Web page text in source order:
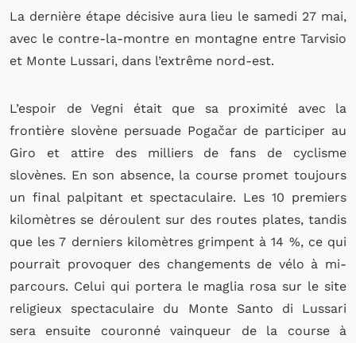
La dernière étape décisive aura lieu le samedi 27 mai,
avec le contre-la-montre en montagne entre Tarvisio
et Monte Lussari, dans l’extrême nord-est.
L’espoir de Vegni était que sa proximité avec la
frontière slovène persuade Pogačar de participer au
Giro et attire des milliers de fans de cyclisme
slovènes. En son absence, la course promet toujours
un final palpitant et spectaculaire. Les 10 premiers
kilomètres se déroulent sur des routes plates, tandis
que les 7 derniers kilomètres grimpent à 14 %, ce qui
pourrait provoquer des changements de vélo à mi-
parcours. Celui qui portera le maglia rosa sur le site
religieux spectaculaire du Monte Santo di Lussari
sera ensuite couronné vainqueur de la course à